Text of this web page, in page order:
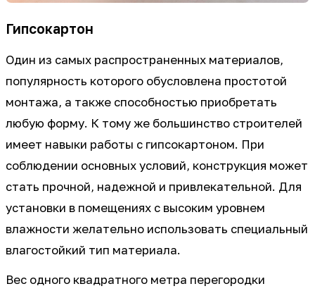
Гипсокартон
Один из самых распространенных материалов,
популярность которого обусловлена простотой
монтажа, а также способностью приобретать
любую форму. К тому же большинство строителей
имеет навыки работы с гипсокартоном. При
соблюдении основных условий, конструкция может
стать прочной, надежной и привлекательной. Для
установки в помещениях с высоким уровнем
влажности желательно использовать специальный
влагостойкий тип материала.
Вес одного квадратного метра перегородки